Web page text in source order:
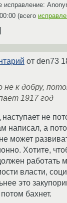
исправление:
(всего
от den73
не к добру,
1917 год
наступает не
написал, а
может
Хотите,
работать
власти,
это
бахнет.